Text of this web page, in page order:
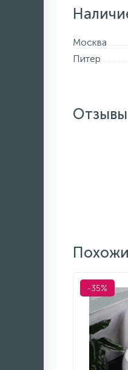
Москва
Питер
Отзывы
-35%